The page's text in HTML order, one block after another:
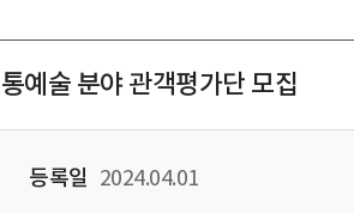
예술 분야 관객평가단 모집
등록일 2024.04.01